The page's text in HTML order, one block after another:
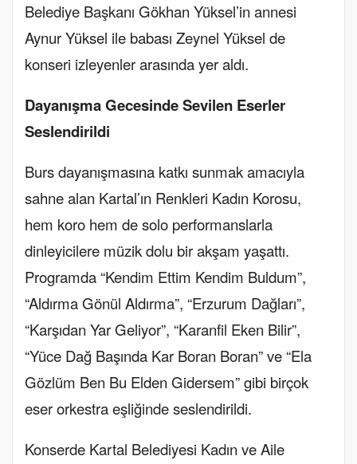
Belediye Başkanı Gökhan Yüksel’in annesi
Aynur Yüksel ile babası Zeynel Yüksel de
konseri izleyenler arasında yer aldı.
Dayanışma Gecesinde Sevilen Eserler
Seslendirildi
Burs dayanışmasına katkı sunmak amacıyla
sahne alan Kartal’ın Renkleri Kadın Korosu,
hem koro hem de solo performanslarla
dinleyicilere müzik dolu bir akşam yaşattı.
Programda “Kendim Ettim Kendim Buldum”,
“Aldırma Gönül Aldırma”, “Erzurum Dağları”,
“Karşıdan Yar Geliyor”, “Karanfil Eken Bilir”,
“Yüce Dağ Başında Kar Boran Boran” ve “Ela
Gözlüm Ben Bu Elden Gidersem” gibi birçok
eser orkestra eşliğinde seslendirildi.
Konserde Kartal Belediyesi Kadın ve Aile